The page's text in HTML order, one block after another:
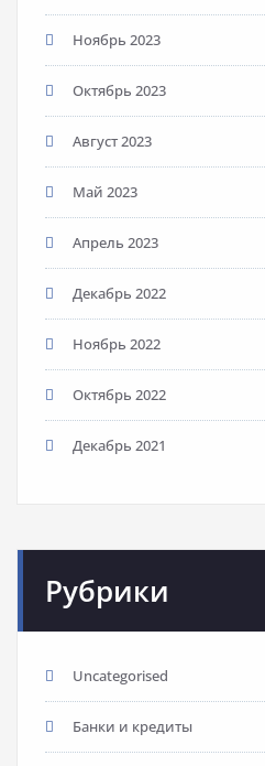
Ноябрь 2023
Октябрь 2023
Август 2023
Май 2023
Апрель 2023
Декабрь 2022
Ноябрь 2022
Октябрь 2022
Декабрь 2021
Рубрики
Uncategorised
Банки и кредиты